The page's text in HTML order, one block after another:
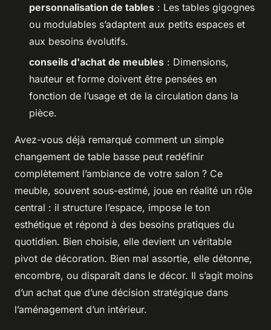
personnalisation de tables : Les tables gigognes
ou modulables s’adaptent aux petits espaces et
aux besoins évolutifs.
conseils d'achat de meubles : Dimensions,
hauteur et forme doivent être pensées en
fonction de l’usage et de la circulation dans la
pièce.
Avez-vous déjà remarqué comment un simple
changement de table basse peut redéfinir
complètement l’ambiance de votre salon ? Ce
meuble, souvent sous-estimé, joue en réalité un rôle
central : il structure l’espace, impose le ton
esthétique et répond à des besoins pratiques du
quotidien. Bien choisie, elle devient un véritable
pivot de décoration. Bien mal assortie, elle détonne,
encombre, ou disparaît dans le décor. Il s’agit moins
d’un achat que d’une décision stratégique dans
l’aménagement d’un intérieur.